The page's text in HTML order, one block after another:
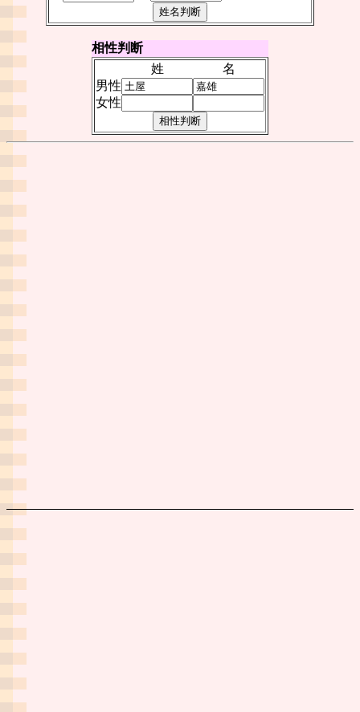
相性判断
姓
名
男性
女性